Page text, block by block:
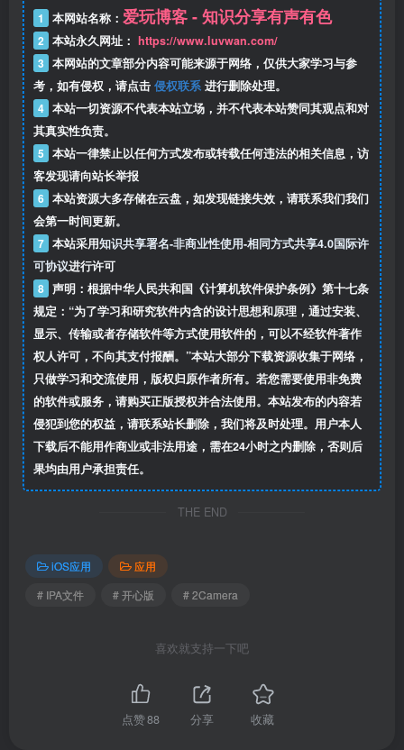
1 本网站名称： 爱玩博客 - 知识分享有声有色
2 本站永久网址： https://www.luvwan.com/
3 本网站的文章部分内容可能来源于网络，仅供大家学习与参
考，如有侵权，请点击 侵权联系 进行删除处理。
4 本站一切资源不代表本站立场，并不代表本站赞同其观点和对
其真实性负责。
5 本站一律禁止以任何方式发布或转载任何违法的相关信息，访
客发现请向站长举报
6 本站资源大多存储在云盘，如发现链接失效，请联系我们我们
会第一时间更新。
7 本站采用知识共享署名-非商业性使用-相同方式共享4.0国际许
可协议进行许可
8 声明：根据中华人民共和国《计算机软件保护条例》第十七条
规定：“为了学习和研究软件内含的设计思想和原理，通过安装、
显示、传输或者存储软件等方式使用软件的，可以不经软件著作
权人许可，不向其支付报酬。”本站大部分下载资源收集于网络，
只做学习和交流使用，版权归原作者所有。若您需要使用非免费
的软件或服务，请购买正版授权并合法使用。本站发布的内容若
侵犯到您的权益，请联系站长删除，我们将及时处理。用户本人
下载后不能用作商业或非法用途，需在24小时之内删除，否则后
果均由用户承担责任。
THE END
iOS应用
应用
# IPA文件
# 开心版 # 2Camera
喜欢就支持一下吧
点赞88 分享 收藏